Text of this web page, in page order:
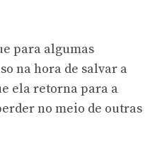
para algumas
na hora de salvar a
ela retorna para a
no meio de outras